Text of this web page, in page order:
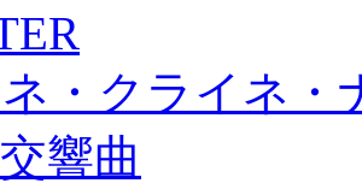
・クライネ・
響曲